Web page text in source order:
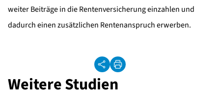
weiter Beiträge in die Rentenversicherung einzahlen und
dadurch einen zusätzlichen Rentenanspruch erwerben.
Weitere Studien